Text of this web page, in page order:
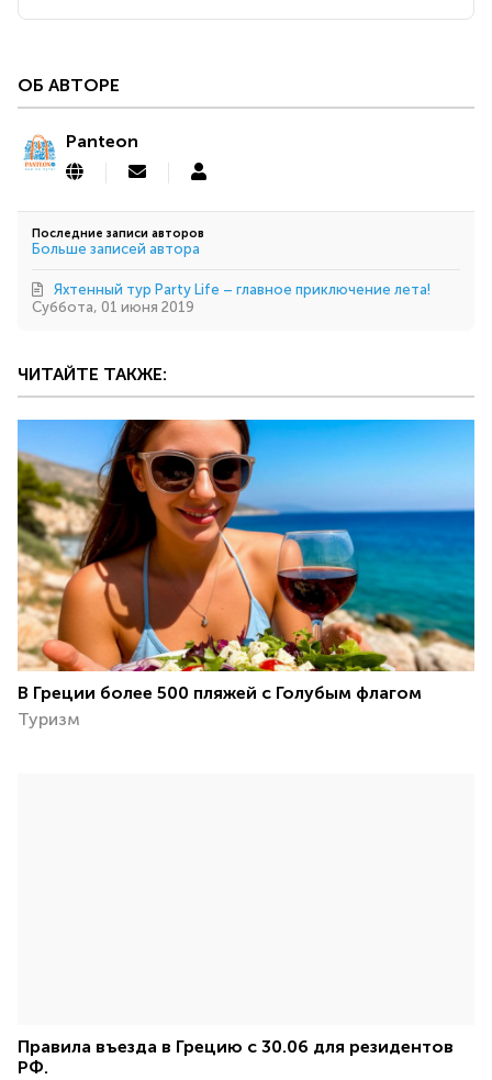
ОБ АВТОРЕ
Panteon
Подписаться
обновление
автора
Panteon
Последние записи авторов
Больше записей автора
Суббота, 01 июня 2019
Яхтенный тур Party Life – главное приключение лета!
ЧИТАЙТЕ ТАКЖЕ:
В Греции более 500 пляжей с Голубым флагом ️
Туризм
Правила въезда в Грецию с 30.06 для резидентов
РФ.